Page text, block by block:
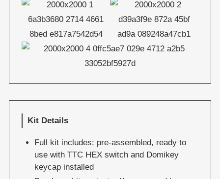
Kit Details
Full kit includes: pre-assembled, ready to
use with TTC HEX switch and Domikey
keycap installed